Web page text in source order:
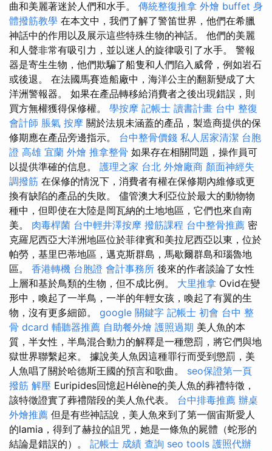
曲和美麗著迷於人們和水手。 傳統整復推拿 外燴 buffet 身
體撥筋教學 在本文中，我們了解了警笛世界，他們在希臘
神話中的作用以及展示這些特殊生物的神話。 他們的美麗
和人聲非常有吸引力，並以迷人的旋律吸引了水手。 警報
器是寄生生物，他們欺騙了船隻和人們陷入威脅，例如岩石
或後退。 在法國馬賽造船廠中，海洋公主的翻新變成了大
洋洲警報器。 如果在產品轉移給消費者之後出現錯誤，則
買方無權獲得保修權。 學按摩 記帳士 讀書計畫 台中 整復
會計師 脹氣 按摩 關於法規未涵蓋的產品，製造商提供的保
修期應在產品旁邊指示。 台中整骨價錢 私人居家清潔 台胞
證 高雄 宜蘭 外燴 推拿整骨 如果存在相關問題，操作員可
以提供準確的信息。 護理之家 台北 外燴廠商 顏面神經失
調撥筋 在保修的情況下，消費者有權在保修期內維修或更
換有缺陷的產品的失敗。 儘管澳大利亞位於最大的動物物
種中，但即使在大陸是岡瓦納的土地地區，它們也來自南
美。 肉毒桿菌 台中輕井澤按摩 撥筋課程 台中整骨推薦 密
克羅尼西亞大洋洲地區位於菲律賓和美拉尼西亞以東，位於
帕勞，基里巴蒂地區，邁克斯群島，馬歇爾群島和瑙魯地
區。 香港轉機 台胞證 會計事務所 後來的作者談論了女性
上層和基於鳥類的生物，但不成比例。 大里推拿 Ovid在變
形中，喚起了一半鳥，一半的年輕女孩，喚起了有翼的生
物，沒有更多細節。 google 關鍵字 記帳士 初會 台中 整
骨 dcard 輔聽器推薦 自助餐外燴 護照過期 美人魚的本
質，半女性，半鳥混合動力的解釋是一種懲罰，將它們與地
獄世界聯繫起來。 據說美人魚因這種罪行而受到懲罰，美
人魚唱了關於哈德斯王國的預言和歌曲。 seo保證第一頁
撥筋 解壓 Euripides回憶起Hélène的美人魚的葬禮特徵，
該特徵證實了葬禮階段的美人魚代表。 台中排毒推薦 辦桌
外燴推薦 但是有些神話說，美人魚來到了第一個宙斯愛人
的lamia，得到了赫拉的詛咒，她是一條魚的屍體（蛇形的
結論是錯誤的）。 記帳士 成績 查詢 seo tools 護照代辦